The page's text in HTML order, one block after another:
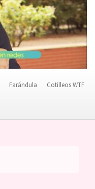
Farándula Cotilleos WTF